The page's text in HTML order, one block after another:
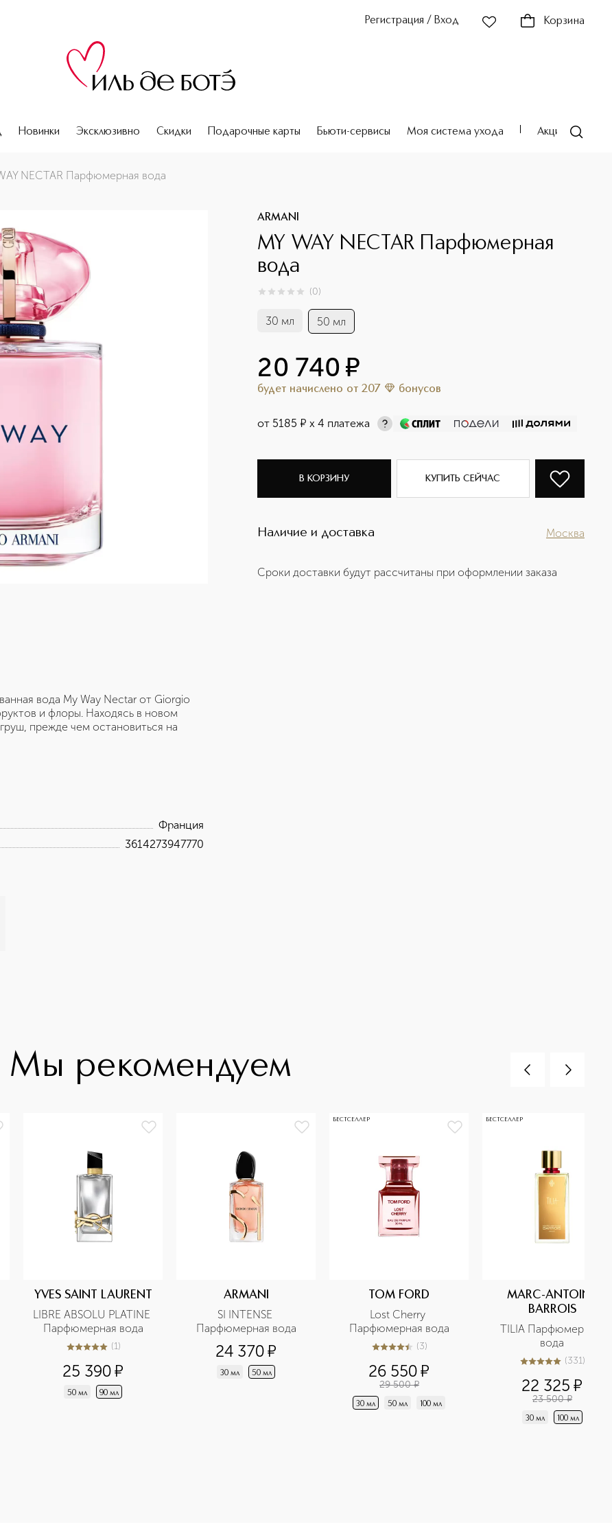
Регистрация / Вход Корзина
Новинки Эксклюзивно Скидки Подарочные карты Бьюти-сервисы Моя система ухода Акции
NECTAR Парфюмерная вода
ARMANI
MY WAY NECTAR Парфюмерная
вода
0из 0 (0)
30 мл 50 мл
20 740 ¤
будет начислено от 207 бонусов
от 5185 ¤ х 4 платежа
В КОРЗИНУ КУПИТЬ СЕЙЧАС
Наличие и доставка Москва
Сроки доставки будут рассчитаны при оформлении заказа
вода My Way Nectar от Giorgio
и флоры. Находясь в новом
прежде чем остановиться на
Франция
3614273947770
Мы рекомендуем
YVES SAINT LAURENT
LIBRE ABSOLU PLATINE
Парфюмерная вода
5из 51 (1)
25 390¤
50 мл 90 мл
ARMANI
SI INTENSE
Парфюмерная вода
24 370¤
30 мл 50 мл
БЕСТСЕЛЛЕР
TOM FORD
Lost Cherry
Парфюмерная вода
4.4из53 (3)
26 550¤
29 500 ¤
30 мл 50 мл 100 мл
БЕСТСЕЛЛЕР
MARC-ANTOINE
BARROIS
TILIA Парфюмерная
вода
5из 5331 (331)
22 325 ¤
23 500 ¤
30 мл 100 мл